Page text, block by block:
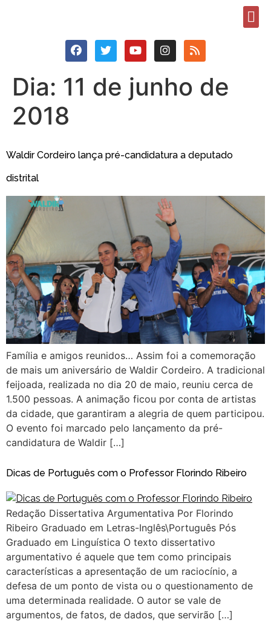
Dia: 11 de junho de
2018
Waldir Cordeiro lança pré-candidatura a deputado
distrital
Família e amigos reunidos… Assim foi a comemoração
de mais um aniversário de Waldir Cordeiro. A tradicional
feijoada, realizada no dia 20 de maio, reuniu cerca de
1.500 pessoas. A animação ficou por conta de artistas
da cidade, que garantiram a alegria de quem participou.
O evento foi marcado pelo lançamento da pré-
candidatura de Waldir […]
Dicas de Português com o Professor Florindo Ribeiro
Redação Dissertativa Argumentativa Por Florindo
Ribeiro Graduado em Letras-Inglês\Português Pós
Graduado em Linguística O texto dissertativo
argumentativo é aquele que tem como principais
características a apresentação de um raciocínio, a
defesa de um ponto de vista ou o questionamento de
uma determinada realidade. O autor se vale de
argumentos, de fatos, de dados, que servirão […]